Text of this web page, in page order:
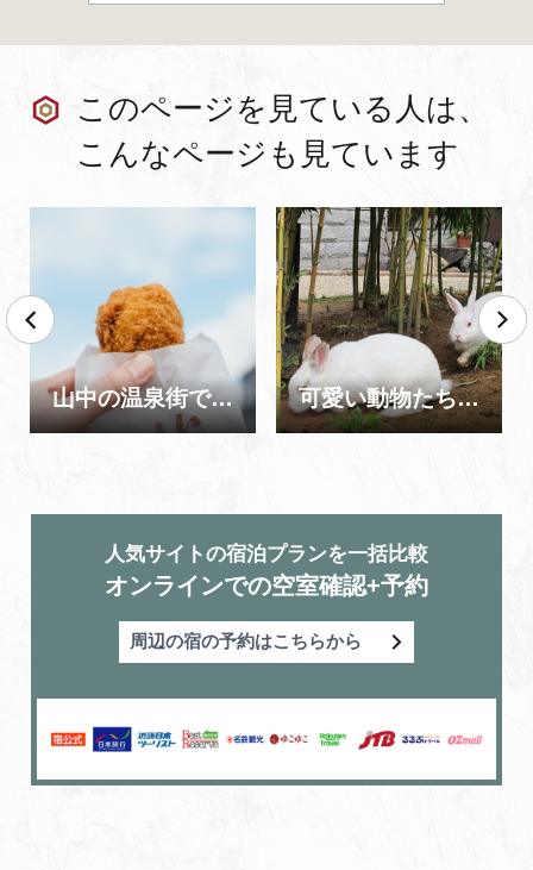
このページを見ている人は、
こんなページも見ています
山中の温泉街で食べ飲み歩き！【半日コース】 可愛い動物たちに会いに行こう！
人気サイトの宿泊プランを一括比較
オンラインでの空室確認+予約
周辺の宿の予約はこちらから